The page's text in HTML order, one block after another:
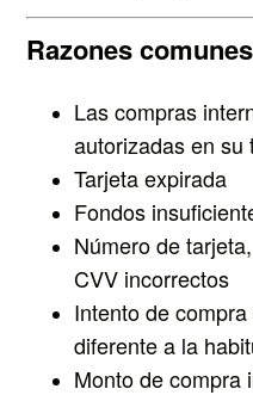
Razones comunes
Las compras
autorizadas en su
Tarjeta expirada
Fondos
Número de
CVV incorrectos
Intento de
diferente a la
Monto de compra